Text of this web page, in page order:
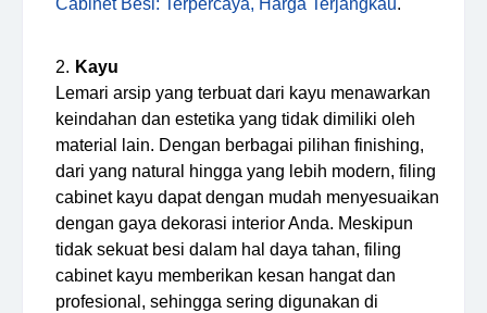
Cabinet Besi: Terpercaya, Harga Terjangkau.
Kayu
Lemari arsip yang terbuat dari kayu menawarkan
keindahan dan estetika yang tidak dimiliki oleh
material lain. Dengan berbagai pilihan finishing,
dari yang natural hingga yang lebih modern, filing
cabinet kayu dapat dengan mudah menyesuaikan
dengan gaya dekorasi interior Anda. Meskipun
tidak sekuat besi dalam hal daya tahan, filing
cabinet kayu memberikan kesan hangat dan
profesional, sehingga sering digunakan di